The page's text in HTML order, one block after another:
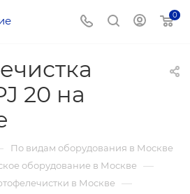
0
20 на
По видам оборудования в Москве
оборудование в Москве —
в Москве —